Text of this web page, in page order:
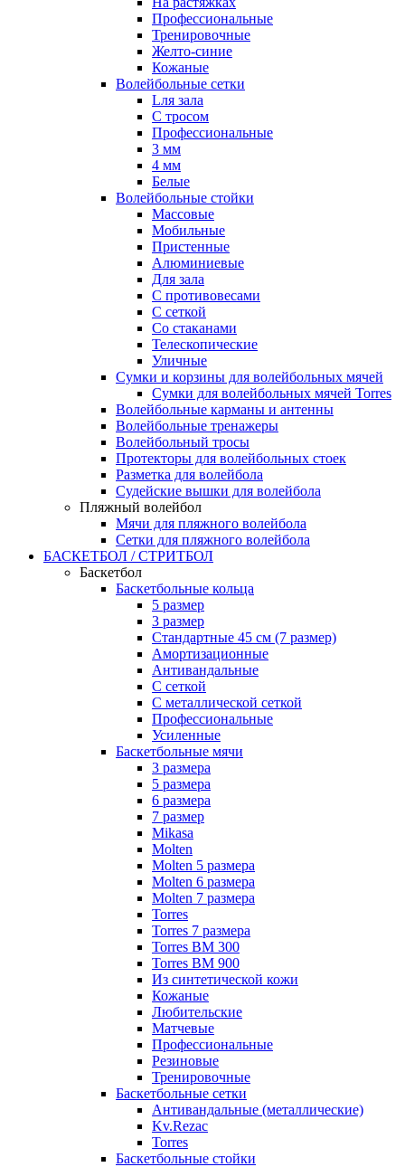
Профессиональные
Тренировочные
Желто-синие
Кожаные
Волейбольные сетки
Lля зала
C тросом
Профессиональные
3 мм
4 мм
Белые
Волейбольные стойки
Массовые
Мобильные
Пристенные
Алюминиевые
Для зала
С противовесами
С сеткой
Со стаканами
Телескопические
Уличные
Сумки и корзины для волейбольных мячей
Сумки для волейбольных мячей Torres
Волейбольные карманы и антенны
Волейбольные тренажеры
Волейбольный тросы
Протекторы для волейбольных стоек
Разметка для волейбола
Судейские вышки для волейбола
Пляжный волейбол
Мячи для пляжного волейбола
Сетки для пляжного волейбола
БАСКЕТБОЛ / СТРИТБОЛ
Баскетбол
Баскетбольные кольца
5 размер
3 размер
Стандартные 45 см (7 размер)
Амортизационные
Антивандальные
С сеткой
С металлической сеткой
Профессиональные
Усиленные
Баскетбольные мячи
3 размера
5 размера
6 размера
7 размер
Mikasa
Molten
Molten 5 размера
Molten 6 размера
Molten 7 размера
Torres
Torres 7 размера
Torres BM 300
Torres BM 900
Из синтетической кожи
Кожаные
Любительские
Матчевые
Профессиональные
Резиновые
Тренировочные
Баскетбольные сетки
Антивандальные (металлические)
Kv.Rezac
Torres
Баскетбольные стойки